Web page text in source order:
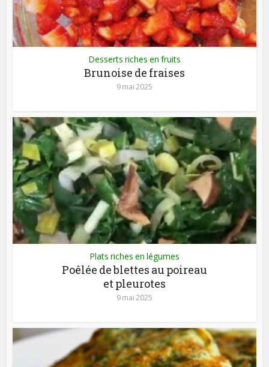
Desserts riches en fruits
Brunoise de fraises
9 mai 2025
Plats riches en légumes
Poêlée de blettes au poireau
et pleurotes
9 mai 2025